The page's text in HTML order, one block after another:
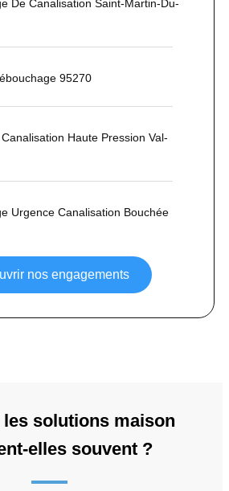
De Canalisation Saint-Martin-Du-
95270
Haute Pression Val-
Urgence Canalisation Bouchée
nos engagements
solutions maison
elles souvent ?